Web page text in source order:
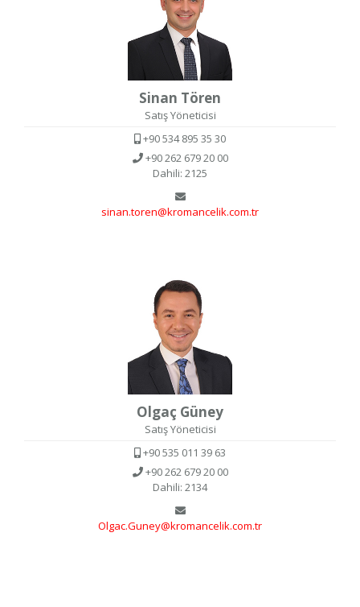
Sinan Tören
Satış Yöneticisi
+90 534 895 35 30
+90 262 679 20 00
Dahili: 2125
sinan.toren@kromancelik.com.tr
Olgaç Güney
Satış Yöneticisi
+90 535 011 39 63
+90 262 679 20 00
Dahili: 2134
Olgac.Guney@kromancelik.com.tr